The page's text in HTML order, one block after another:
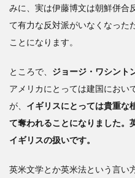
みに、実は伊藤博文は朝鮮併合
て有力な反対派がいなくなった
ことになります。
ところで、 ジョージ・ワシント
アメリカにとっては建国におい
が、 イギリスにとっては貴重な
て奪われることになりました。
イギリスの扱いです。
英米文学とか英米法という言い